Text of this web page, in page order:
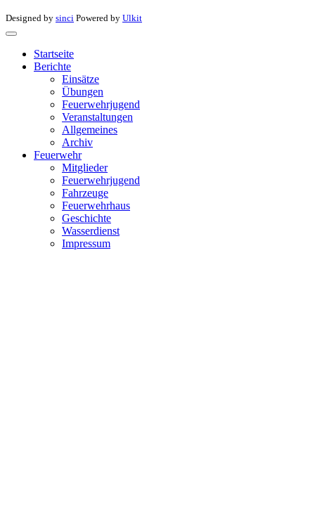
Designed by sinci Powered by Ulkit
Startseite
Berichte
Einsätze
Übungen
Feuerwehrjugend
Veranstaltungen
Allgemeines
Archiv
Feuerwehr
Mitglieder
Feuerwehrjugend
Fahrzeuge
Feuerwehrhaus
Geschichte
Wasserdienst
Impressum